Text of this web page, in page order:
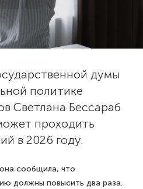
думы
политике
Светлана Бессараб
проходить
в 2026 году.
сообщила, что
должны повысить два раза.